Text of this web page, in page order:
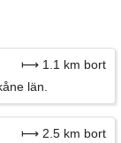
⟼ 1.1 km bort
län.
⟼ 2.5 km bort